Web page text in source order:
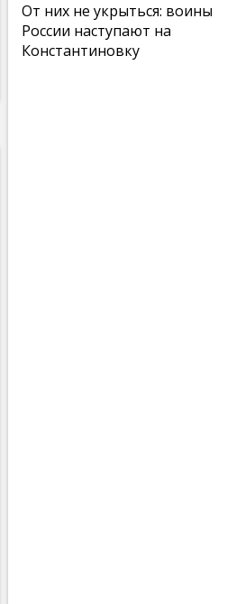
От них не укрыться: воины
России наступают на
Константиновку